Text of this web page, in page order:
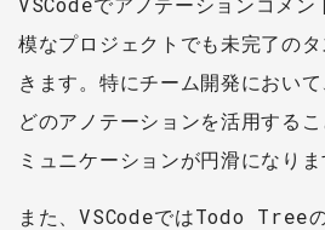
模なプロジェクトでも未完了の
きます。特にチーム開発におい
どのアノテーションを活用する
ミュニケーションが円滑になりま
また、VSCodeではTodo Treeの